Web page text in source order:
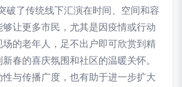
破了传统线下汇演在时间、空间和容
让更多市民，尤其是因疫情或行动
的老年人，足不出户即可欣赏到精
春的喜庆氛围和社区的温暖关怀。
与传播广度，也有助于进一步扩大